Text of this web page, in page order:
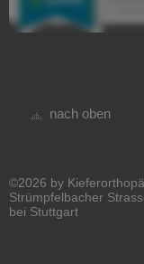
nach oben
©2026 by
Strümpfelbacher
bei Stuttgart